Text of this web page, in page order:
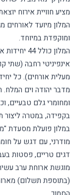
מציע חוויית אירוח
המלון
אינפיניטי רחבה (שתי
מעלית אורחים). כל
מדבר יהודה וים
ומחומרי גלם טבעיים,
במלון פועלת מסעדת
מודרני, עם דגש על
דגים טריים, פסטות
מוגשת ארוחת ערב